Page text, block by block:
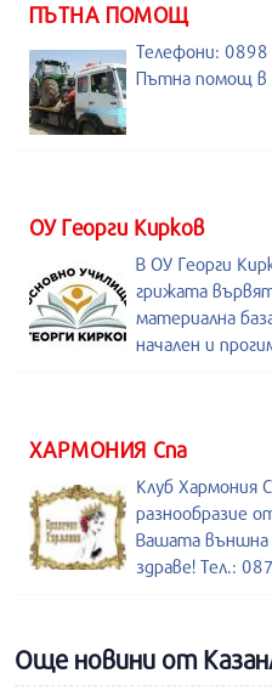
ПЪТНА ПОМОЩ
Телефони:
Пътна помощ в
ОУ Георги Кирков
В ОУ Георги
грижата
материална
начален и
ХАРМОНИЯ Спа
Клуб Хармония
разнообразие
Вашата външна
здраве! Тел.:
Още новини от